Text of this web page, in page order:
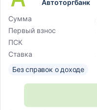
Автоторгбанк
Сумма
Первый взнос
ПСК
Ставка
Без справок о доходе